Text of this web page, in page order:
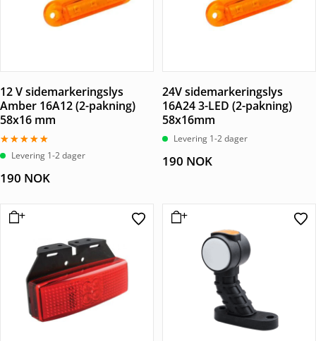
12 V sidemarkeringslys
Amber 16A12 (2-pakning)
58x16 mm
Vurdert
5.00Levering 1-2 dager
190 NOK
24V sidemarkeringslys
16A24 3-LED (2-pakning)
58x16mm
Levering 1-2 dager
190 NOK